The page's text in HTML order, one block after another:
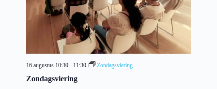
Zondagsviering
16 augustus 10:30 - 11:30 Zondagsviering